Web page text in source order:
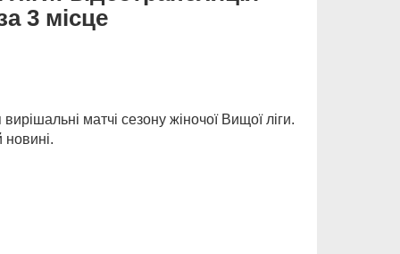
3 місце
матчі сезону жіночої Вищої ліги.
новині.